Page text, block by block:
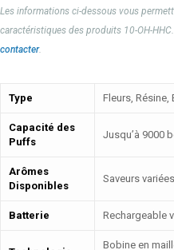
Les informations ci-dessous vous
caractéristiques des produits 10-OH-
contacter.
Type Fleurs,
Capacité des
Puffs
Jusqu’à 9000
Arômes
Disponibles
Saveurs
Batterie Rechargeable
Bobine en